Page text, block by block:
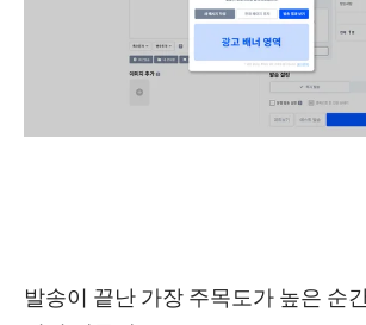
발송이 끝난 가장 주목도가 높은 순